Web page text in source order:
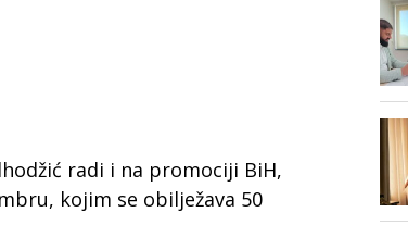
radi i na promociji BiH,
kojim se obilježava 50